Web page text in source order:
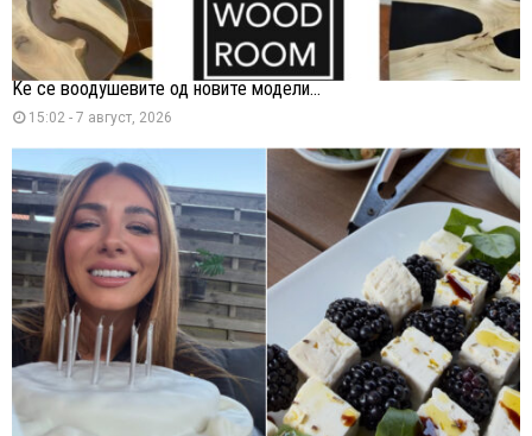
Ќе се воодушевите од новите модели...
15:02 - 7 август, 2026